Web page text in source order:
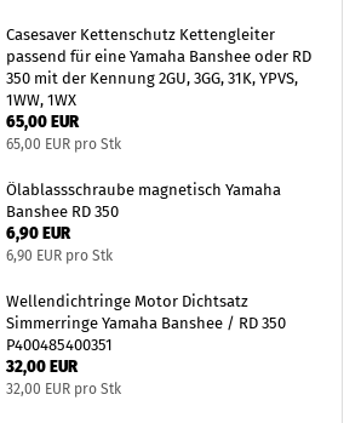
Casesaver Kettenschutz Kettengleiter
passend für eine Yamaha Banshee oder RD
350 mit der Kennung 2GU, 3GG, 31K, YPVS,
1WW, 1WX
65,00 EUR
65,00 EUR pro Stk
Ölablassschraube magnetisch Yamaha
Banshee RD 350
6,90 EUR
6,90 EUR pro Stk
Wellendichtringe Motor Dichtsatz
Simmerringe Yamaha Banshee / RD 350
P400485400351
32,00 EUR
32,00 EUR pro Stk